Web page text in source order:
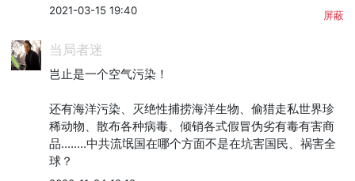
2021-03-15 19:40 屏蔽
当局者迷
岂止是一个空气污染！
还有海洋污染、灭绝性捕捞海洋生物、偷猎走私世界珍
稀动物、散布各种病毒、倾销各式假冒伪劣有毒有害商
品........中共流氓国在哪个方面不是在坑害国民、祸害全
球？